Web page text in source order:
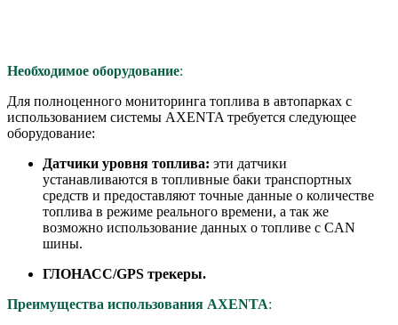
Необходимое оборудование:
Для полноценного мониторинга топлива в автопарках с
использованием системы AXENTA требуется следующее
оборудование:
Датчики уровня топлива: эти датчики
устанавливаются в топливные баки транспортных
средств и предоставляют точные данные о количестве
топлива в режиме реального времени, а так же
возможно использование данных о топливе с CAN
шины.
ГЛОНАСС/GPS трекеры.
Преимущества использования AXENTA: